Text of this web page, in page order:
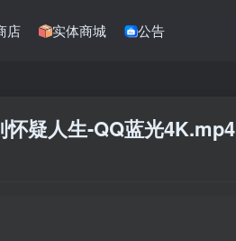
店 实体商城 公告
疑人生-QQ蓝光4K.mp4